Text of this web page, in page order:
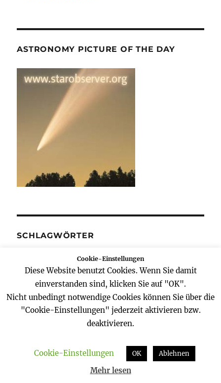
ASTRONOMY PICTURE OF THE DAY
SCHLAGWÖRTER
alexander Gerst Apollo Astronaut
Astronomie blog BlueDot brühl
BrühlCon Earth erde esa Garten
Internationale Raumstation
La Palma
Mond Moon
Cookie-Einstellungen
Diese Website benutzt Cookies. Wenn Sie damit
einverstanden sind, klicken Sie auf "OK".
Nicht unbedingt notwendige Cookies können Sie über die
"Cookie-Einstellungen" jederzeit aktivieren bzw.
deaktivieren.
Cookie-Einstellungen OK Ablehnen
Mehr lesen